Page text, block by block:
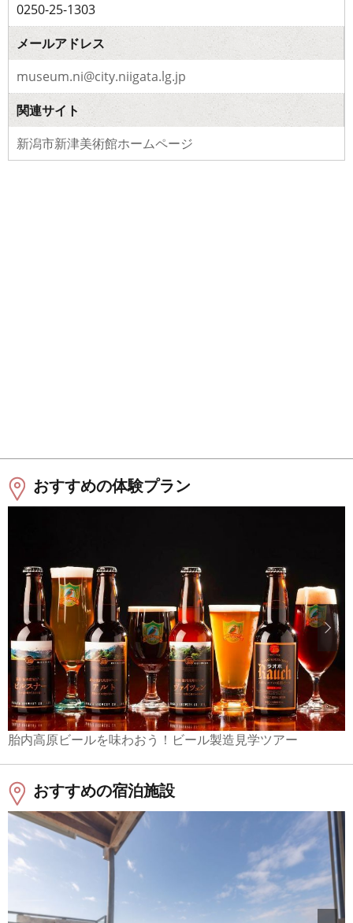
0250-25-1303
メールアドレス
museum.ni@city.niigata.lg.jp
関連サイト
新潟市新津美術館ホームページ
おすすめの体験プラン
胎内高原ビールを味わおう！ビール製造見学ツアー
おすすめの宿泊施設